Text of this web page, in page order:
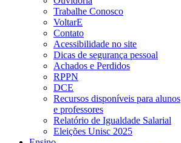
Trabalhe Conosco
VoltarE
Contato
Acessibilidade no site
Dicas de segurança pessoal
Achados e Perdidos
RPPN
DCE
Recursos disponíveis para alunos
e professores
Relatório de Igualdade Salarial
Eleições Unisc 2025